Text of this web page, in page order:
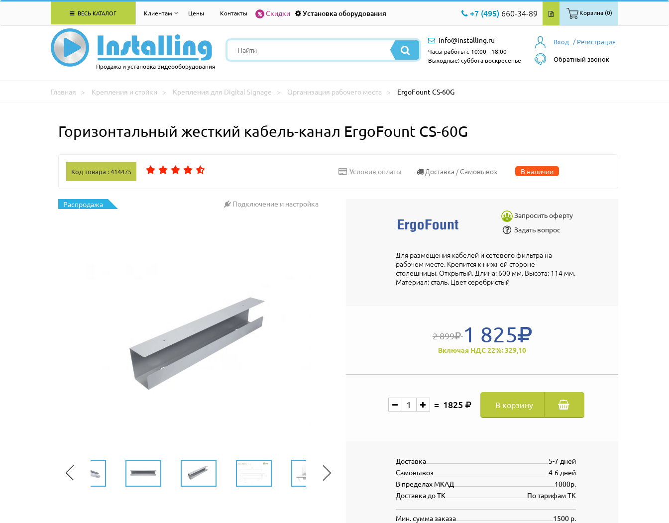
ВЕСЬ КАТАЛОГ Клиентам Цены Контакты Скидки Установка оборудования +7 (495) 660-34-89 Корзина (0)
Продажа и установка видеооборудования
Вход / Регистрация
Обратный звонок
info@installing.ru
Часы работы с 10:00 - 18:00
Выходные: суббота воскресенье
Главная Крепления и стойки Крепления для Digital Signage Организация рабочего места ErgoFount CS-60G
Горизонтальный жесткий кабель-канал ErgoFount CS-60G
Код товара : 414475 Условия оплаты Доставка / Самовывоз В наличии
Распродажа
Подключение и настройка
Запросить оферту
Задать вопрос
Для размещения кабелей и сетевого фильтра на
рабочем месте. Крепится к нижней стороне
столешницы. Открытый. Длина: 600 мм. Высота: 114 мм.
Материал: сталь. Цвет серебристый
2 899 1 825
Включая НДС 22%: 329,10
1825 В корзину
5-7 дней
Доставка
4-6 дней
Самовывоз
1000р.
В пределах МКАД
По тарифам ТК
Доставка до ТК
1500 р.
Мин. сумма заказа